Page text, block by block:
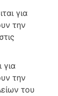
για
την
για
την
του